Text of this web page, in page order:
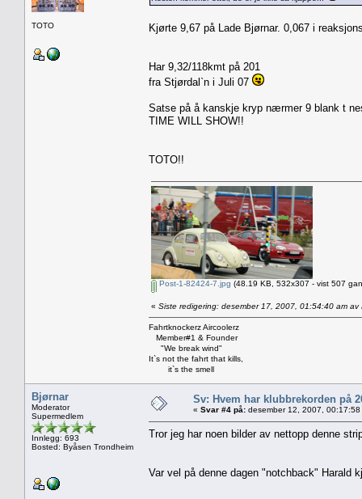
TOTO Kjørte 9,67 på Lade Bjørnar. 0,067 i
Har 9,32/118kmt på 201
fra Stjørdal`n i Juli 07
Satse på å kanskje kryp nærmer 9 blank t
TIME WILL SHOW!!
TOTO!!
Post-1-82424-7.jpg (48.19 KB, 532x307 - vist 507
« Siste redigering: desember 17, 2007, 01:54:40 am av
Fahrtknockerz Aircoolerz
Member#1 & Founder
"We break wind"
It`s not the fahrt that kills,
it`s the smell
Bjørnar
Moderator
Supermedlem
Innlegg: 693
Bosted: Byåsen Trondheim
Sv: Hvem har klubbrekorden på
« Svar #4 på: desember 12, 2007, 00:17:58
Tror jeg har noen bilder av nettopp denne
Var vel på denne dagen "notchback" Harald